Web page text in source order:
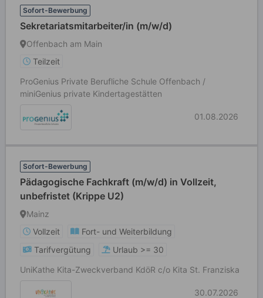
Sofort-Bewerbung
Sekretariatsmitarbeiter/in (m/w/d)
Offenbach am Main
Teilzeit
ProGenius Private Berufliche Schule Offenbach /
miniGenius private Kindertagestätten
01.08.2026
Sofort-Bewerbung
Pädagogische Fachkraft (m/w/d) in Vollzeit,
unbefristet (Krippe U2)
Mainz
Vollzeit
Fort- und Weiterbildung
Tarifvergütung
Urlaub >= 30
UniKathe Kita-Zweckverband KdöR c/o Kita St. Franziska
30.07.2026